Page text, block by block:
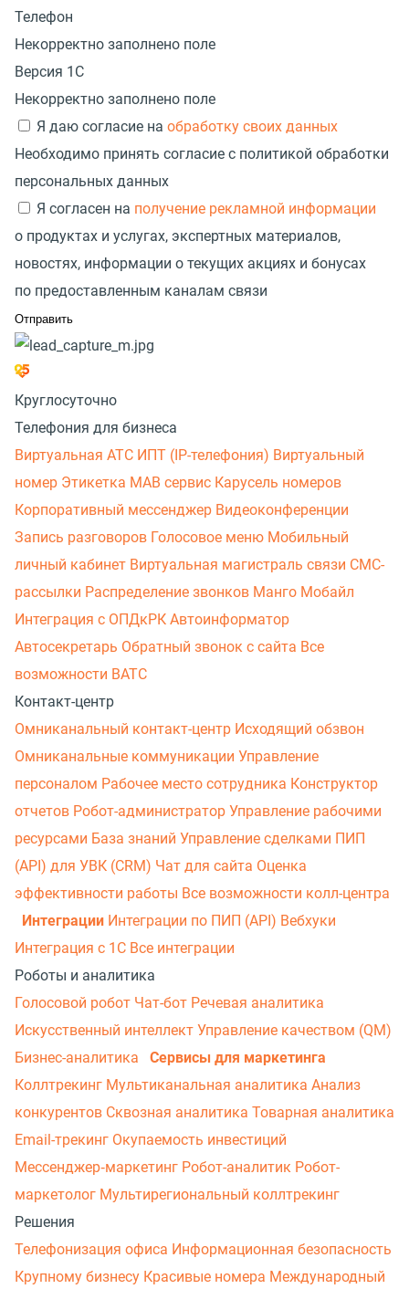
Телефон
Некорректно заполнено поле
Версия 1С
Некорректно заполнено поле
Я даю согласие на обработку своих данных
Необходимо принять согласие с политикой обработки
персональных данных
Я согласен на получение рекламной информации
о продуктах и услугах, экспертных материалов,
новостях, информации о текущих акциях и бонусах
по предоставленным каналам связи
Круглосуточно
Телефония для бизнеса
Виртуальная АТС ИПТ (IP-телефония) Виртуальный
номер Этикетка МАВ сервис Карусель номеров
Корпоративный мессенджер Видеоконференции
Запись разговоров Голосовое меню Мобильный
личный кабинет Виртуальная магистраль связи СМС-
рассылки Распределение звонков Манго Мобайл
Интеграция с ОПДкРК Автоинформатор
Автосекретарь Обратный звонок с сайта Все
возможности ВАТС
Контакт-центр
Омниканальный контакт-центр Исходящий обзвон
Омниканальные коммуникации Управление
персоналом Рабочее место сотрудника Конструктор
отчетов Робот-администратор Управление рабочими
ресурсами База знаний Управление сделками ПИП
(API) для УВК (CRM) Чат для сайта Оценка
эффективности работы Все возможности колл-центра
Интеграции Интеграции по ПИП (API) Вебхуки
Интеграция с 1С Все интеграции
Роботы и аналитика
Голосовой робот Чат-бот Речевая аналитика
Искусственный интеллект Управление качеством (QM)
Бизнес-аналитика
Сервисы для маркетинга
Коллтрекинг Мультиканальная аналитика Анализ
конкурентов Сквозная аналитика Товарная аналитика
Email-трекинг Окупаемость инвестиций
Мессенджер‑маркетинг Робот-аналитик Робот-
маркетолог Мультирегиональный коллтрекинг
Решения
Телефонизация офиса Информационная безопасность
Крупному бизнесу Красивые номера Международный